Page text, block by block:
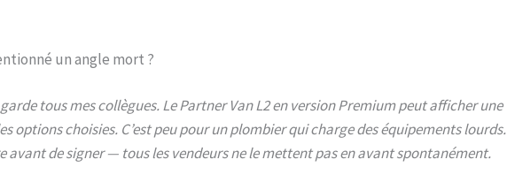
un angle mort ?
tous mes collègues. Le Partner Van L2 en version Premium peut afficher une
options choisies. C’est peu pour un plombier qui charge des équipements lourds.
avant de signer — tous les vendeurs ne le mettent pas en avant spontanément.